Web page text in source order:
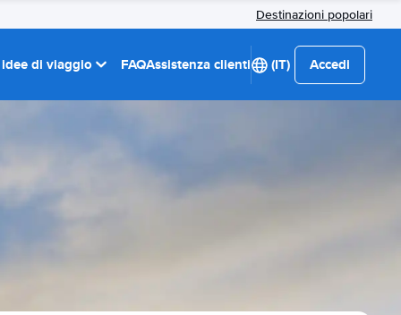
Destinazioni popolari
di viaggio FAQAssistenza clienti (IT) Accedi